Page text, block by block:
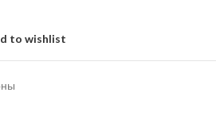
to wishlist